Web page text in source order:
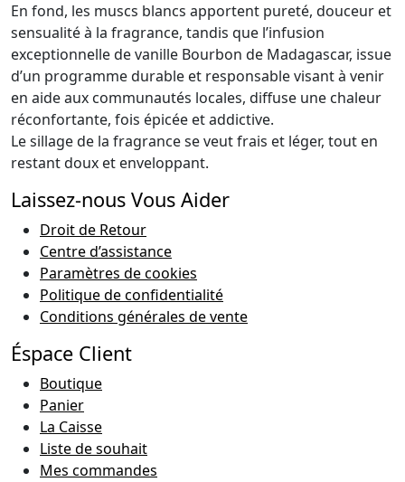
En fond, les muscs blancs apportent pureté, douceur et
sensualité à la fragrance, tandis que l’infusion
exceptionnelle de vanille Bourbon de Madagascar, issue
d’un programme durable et responsable visant à venir
en aide aux communautés locales, diffuse une chaleur
réconfortante, fois épicée et addictive.
Le sillage de la fragrance se veut frais et léger, tout en
restant doux et enveloppant.
Laissez-nous Vous Aider
Droit de Retour
Centre d’assistance
Paramètres de cookies
Politique de confidentialité
Conditions générales de vente
Éspace Client
Boutique
Panier
La Caisse
Liste de souhait
Mes commandes